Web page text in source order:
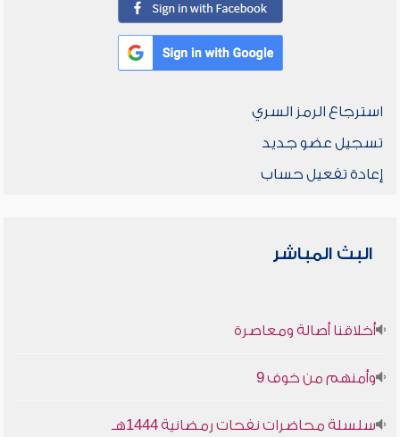
استرجاع الرمز السري
تسجيل عضو جديد
إعادة تفعيل حساب
البث المباشر
أخلاقنا أصالة ومعاصرة
وأمنهم من خوف 9
سلسلة محاضرات نفحات رمضانية 1444هـ